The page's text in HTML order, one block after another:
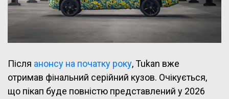
Після анонсу на початку року, Tukan вже
отримав фінальний серійний кузов. Очікується,
що пікап буде повністю представлений у 2026